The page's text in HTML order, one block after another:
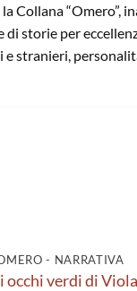
al
più
recente
Collana “Omero”,
storie per
e stranieri,
- NARRATIVA
occhi verdi di Viola